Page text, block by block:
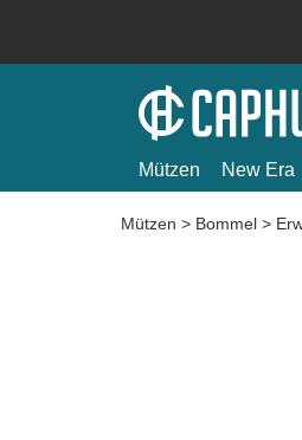
Mützen New Era
Mützen > Bommel >